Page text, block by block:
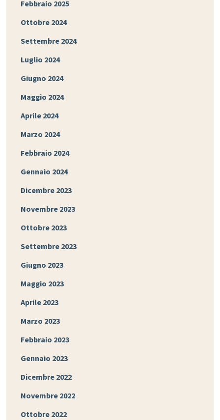
Febbraio 2025
Ottobre 2024
Settembre 2024
Luglio 2024
Giugno 2024
Maggio 2024
Aprile 2024
Marzo 2024
Febbraio 2024
Gennaio 2024
Dicembre 2023
Novembre 2023
Ottobre 2023
Settembre 2023
Giugno 2023
Maggio 2023
Aprile 2023
Marzo 2023
Febbraio 2023
Gennaio 2023
Dicembre 2022
Novembre 2022
Ottobre 2022